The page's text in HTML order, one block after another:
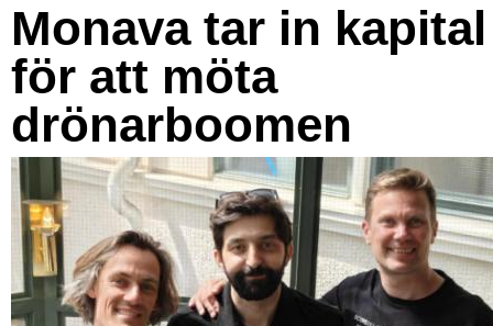
Monava tar in kapital
för att möta
drönarboomen